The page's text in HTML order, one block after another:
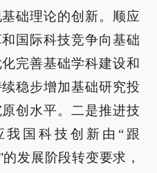
础理论的创新。顺应
国际科技竞争向基础
完善基础学科建设和
稳步增加基础研究投
创水平。二是推进技
国科技创新由“跟
发展阶段转变要求，